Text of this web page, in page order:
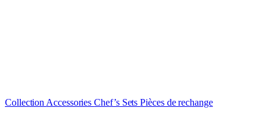
Collection AccessoriesChef’s SetsPièces de rechange